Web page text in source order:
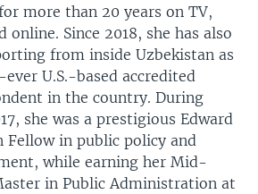
more than 20 years on TV,
online. Since 2018, she has also
from inside Uzbekistan as
U.S.-based accredited
in the country. During
she was a prestigious Edward
Fellow in public policy and
while earning her Mid-
in Public Administration at